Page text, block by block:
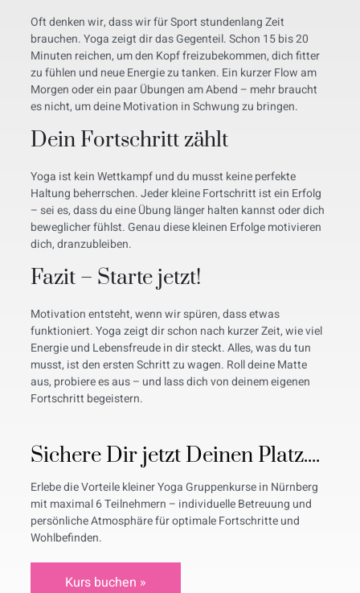
Oft denken wir, dass wir für Sport stundenlang Zeit
brauchen. Yoga zeigt dir das Gegenteil. Schon 15 bis 20
Minuten reichen, um den Kopf freizubekommen, dich fitter
zu fühlen und neue Energie zu tanken. Ein kurzer Flow am
Morgen oder ein paar Übungen am Abend – mehr braucht
es nicht, um deine Motivation in Schwung zu bringen.
Dein Fortschritt zählt
Yoga ist kein Wettkampf und du musst keine perfekte
Haltung beherrschen. Jeder kleine Fortschritt ist ein Erfolg
– sei es, dass du eine Übung länger halten kannst oder dich
beweglicher fühlst. Genau diese kleinen Erfolge motivieren
dich, dranzubleiben.
Fazit – Starte jetzt!
Motivation entsteht, wenn wir spüren, dass etwas
funktioniert. Yoga zeigt dir schon nach kurzer Zeit, wie viel
Energie und Lebensfreude in dir steckt. Alles, was du tun
musst, ist den ersten Schritt zu wagen. Roll deine Matte
aus, probiere es aus – und lass dich von deinem eigenen
Fortschritt begeistern.
Sichere Dir jetzt Deinen Platz....
Erlebe die Vorteile kleiner Yoga Gruppenkurse in Nürnberg
mit maximal 6 Teilnehmern – individuelle Betreuung und
persönliche Atmosphäre für optimale Fortschritte und
Wohlbefinden.
Kurs buchen »